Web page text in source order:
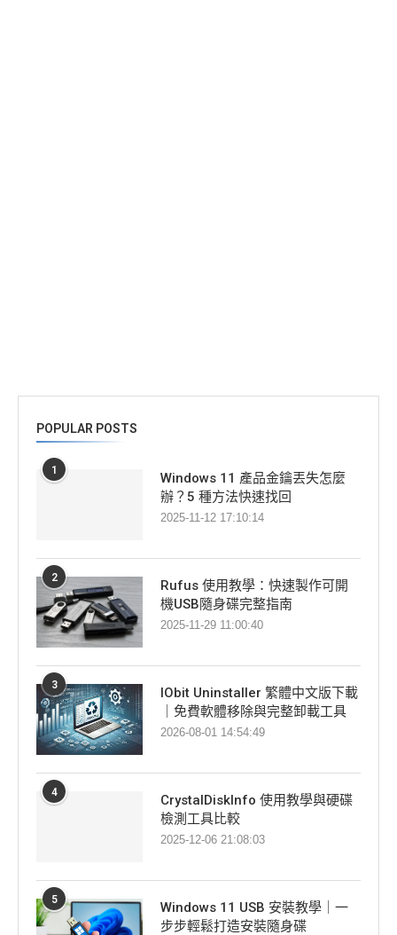
POPULAR POSTS
1
Windows 11 產品金鑰丟失怎麼
辦？5 種方法快速找回
2025-11-12 17:10:14
2
Rufus 使用教學：快速製作可開
機USB隨身碟完整指南
2025-11-29 11:00:40
3
IObit Uninstaller 繁體中文版下載
｜免費軟體移除與完整卸載工具
2026-08-01 14:54:49
4
CrystalDiskInfo 使用教學與硬碟
檢測工具比較
2025-12-06 21:08:03
5
Windows 11 USB 安裝教學｜一
步步輕鬆打造安裝隨身碟